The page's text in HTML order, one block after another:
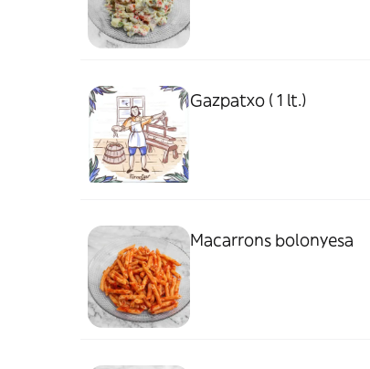
Gazpatxo ( 1 lt.)
Macarrons bolonyesa